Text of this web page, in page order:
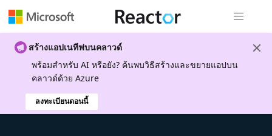
สร้างแอปเนทีฟบนคลาวด์
พร้อมสําหรับ AI หรือยัง? ค้นพบวิธีสร้างและขยายแอปบน
คลาวด์ด้วย Azure
ลงทะเบียนตอนนี้